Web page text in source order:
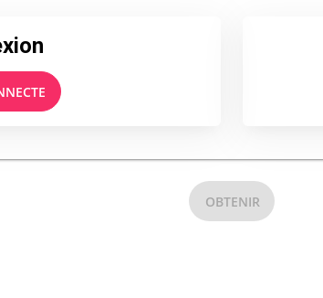
OBTENIR